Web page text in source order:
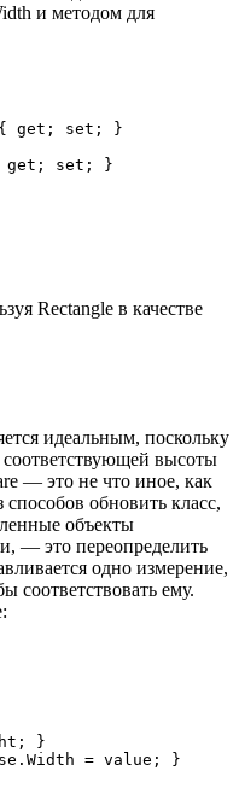
и методом для
get; set; }
get; set; }
Rectangle в качестве
идеальным, поскольку
соответствующей высоты
— это не что иное, как
обновить класс,
объекты
— это переопределить
одно измерение,
соответствовать ему.
}
= value; }